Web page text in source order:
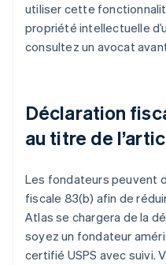
utiliser cette
propriété intellectuelle
consultez un avocat
Déclaration
au titre de
Les fondateurs peuvent
fiscale 83(b) afin de
Atlas se chargera de la
soyez un fondateur
certifié USPS avec suivi.